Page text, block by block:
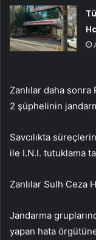
Zanlılar daha
2 şüphelinin
Savcılıkta
ile I.N.I. tutuklama
Zanlılar Sulh Ceza
Jandarma
yapan hata